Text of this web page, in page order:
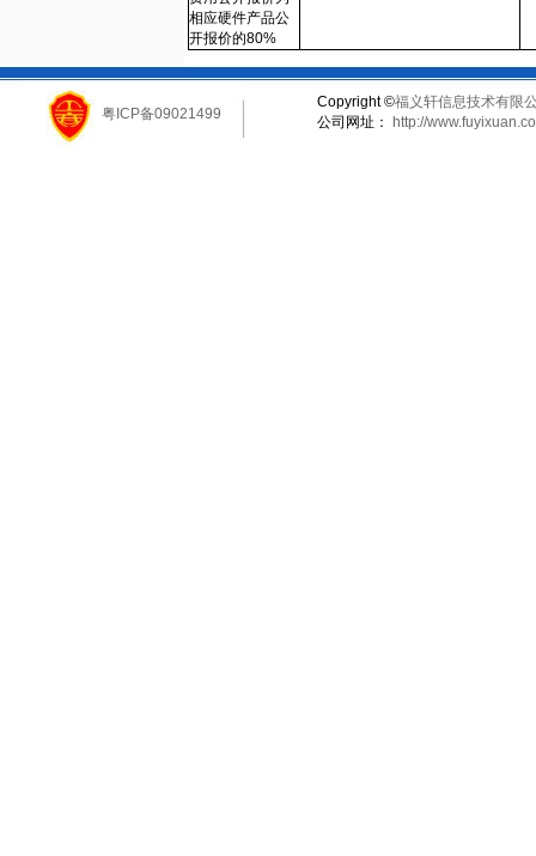
相应硬件产品公
开报价的80%
粤ICP备09021499
Copyright ©福义轩信息技术有限
公司网址：
http://